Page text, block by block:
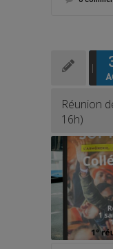
Réunion
16h)